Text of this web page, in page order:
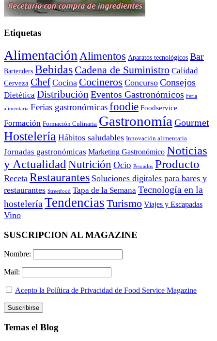
Etiquetas
Alimentación Alimentos Aparatos tecnológicos Bar
Bartenders Bebidas Cadena de Suministro Calidad
Cerveza Chef Cocina Cocineros Concurso Consejos
Dietética Distribución Eventos Gastronómicos Feria
alimentaria Ferias gastronómicasfoodie Foodservice
Formación Formación Culinaria Gastronomía Gourmet
Hostelería Hábitos saludables Innovación alimentaria
Jornadas gastronómicas Marketing Gastronómico Noticias
y Actualidad Nutrición Ocio Pescados Producto
Receta Restaurantes Soluciones digitales para bares y
restaurantes Streetfood Tapa de la Semana Tecnología en la
hostelería Tendencias Turismo Viajes y Escapadas
Vino
SUSCRIPCION AL MAGAZINE
Nombre:
Mail:
Acepto la Política de Privacidad de Food Service Magazine
Temas el Blog